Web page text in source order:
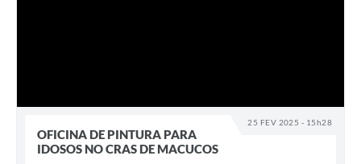
25 FEV 2025 - 15h28
OFICINA DE PINTURA PARA
IDOSOS NO CRAS DE MACUCOS